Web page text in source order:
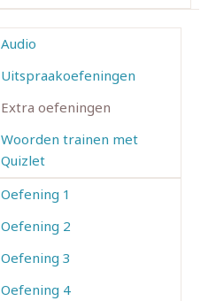
Audio
Uitspraakoefeningen
Extra oefeningen
Woorden trainen met
Quizlet
Oefening 1
Oefening 2
Oefening 3
Oefening 4